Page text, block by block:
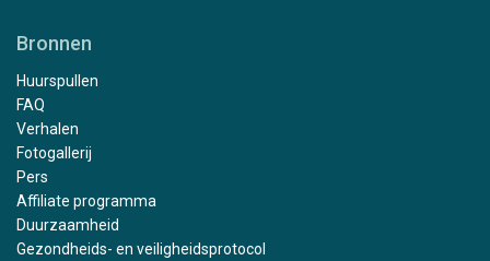
Bronnen
Huurspullen
FAQ
Verhalen
Fotogallerij
Pers
Affiliate programma
Duurzaamheid
Gezondheids- en veiligheidsprotocol